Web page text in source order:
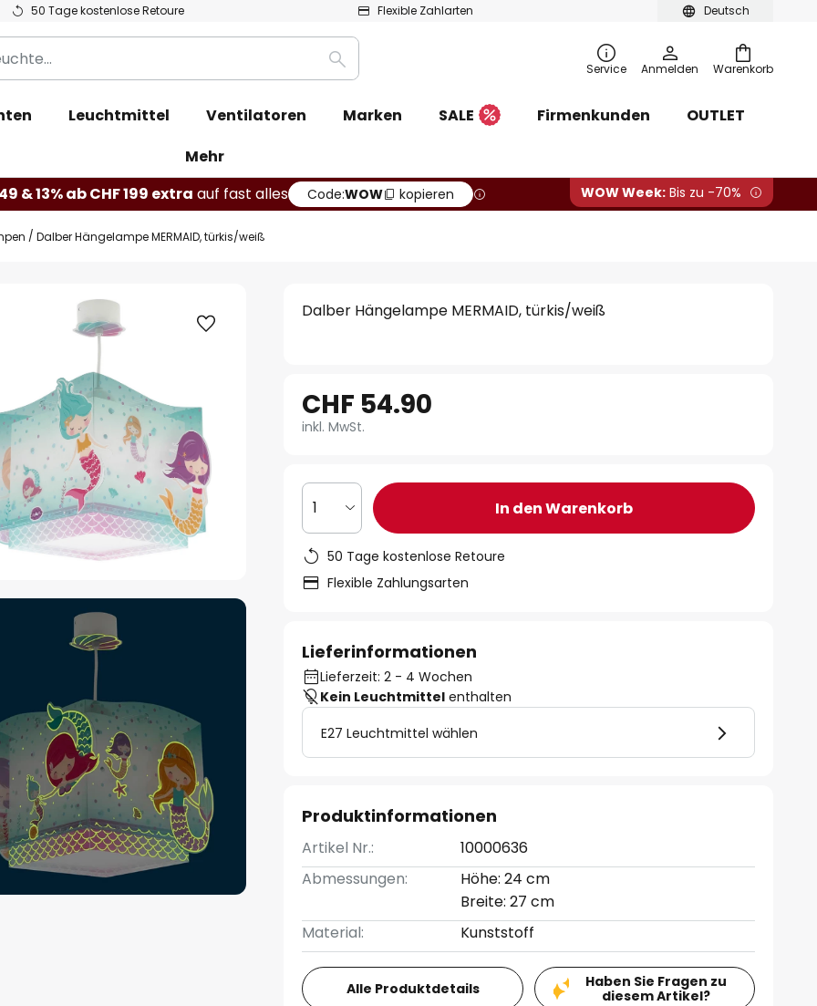
Deutsch
50 Tage kostenlose Retoure Flexible Zahlarten
Warenkorb
Suche Service Anmelden
Leuchtmittel Ventilatoren Marken SALE Firmenkunden
OUTLET
Mehr
& 13% ab CHF 199 extra auf fast alles Code:WOW kopieren WOW Week: Bis zu -70%
Dalber Hängelampe MERMAID, türkis/weiß
Dalber Hängelampe MERMAID, türkis/weiß
CHF 54.90
inkl. MwSt.
1 In den Warenkorb
50 Tage kostenlose Retoure
Flexible Zahlungsarten
Lieferinformationen
Lieferzeit: 2 - 4 Wochen
Kein Leuchtmittel enthalten
E27 Leuchtmittel wählen
Produktinformationen
Artikel Nr.:
10000636
Abmessungen:
Höhe: 24 cm
Breite: 27 cm
Material:
Kunststoff
Alle Produktdetails
Haben Sie Fragen zu
diesem Artikel?